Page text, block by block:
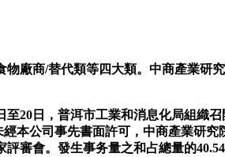
商/替代類等四大類。中商產業研
日，普洱市工業和消息化局組織
本公司事先書面許可，中商產業研
審會。發生事务量之和占總量的